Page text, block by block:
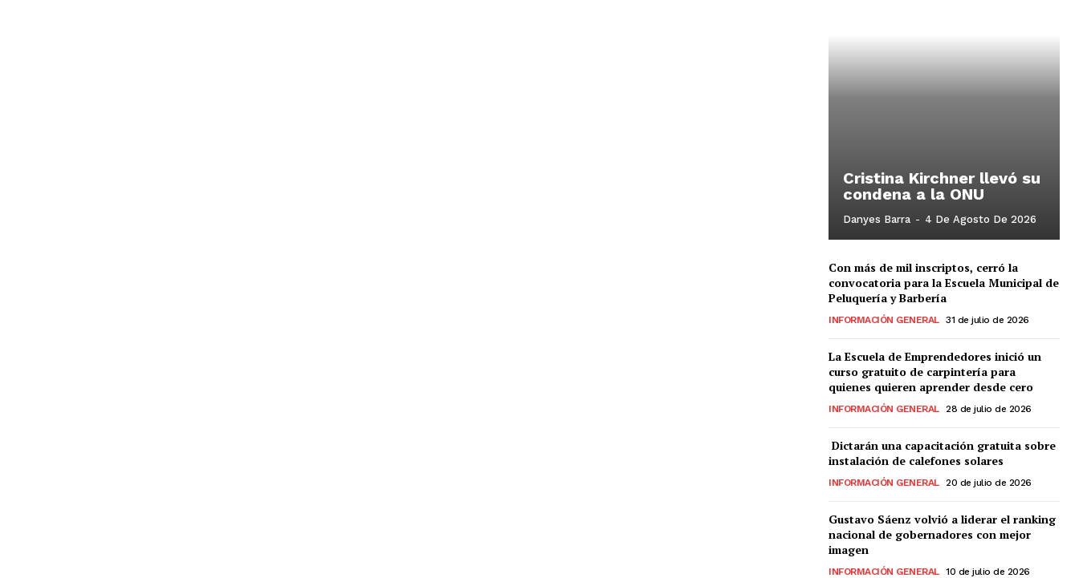
Cristina Kirchner llevó su
condena a la ONU
Danyes Barra - 4 De Agosto De 2026
Con más de mil inscriptos, cerró la
convocatoria para la Escuela Municipal de
Peluquería y Barbería
INFORMACIÓN GENERAL 31 de julio de 2026
La Escuela de Emprendedores inició un
curso gratuito de carpintería para
quienes quieren aprender desde cero
INFORMACIÓN GENERAL 28 de julio de 2026
Dictarán una capacitación gratuita sobre
instalación de calefones solares
INFORMACIÓN GENERAL 20 de julio de 2026
Gustavo Sáenz volvió a liderar el ranking
nacional de gobernadores con mejor
imagen
INFORMACIÓN GENERAL 10 de julio de 2026